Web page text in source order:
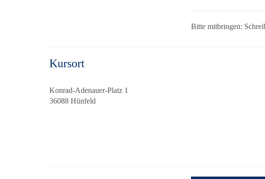
Bitte mitbringen:
Kursort
Konrad-Adenauer-Platz 1
36088 Hünfeld